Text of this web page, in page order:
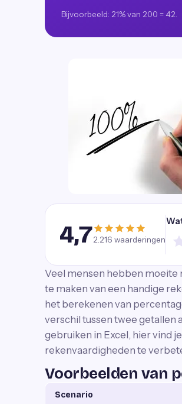
Bijvoorbeeld: 21% van 200 = 42.
4,72.216 waarderingen
Veel mensen hebben moeite
te maken van een handige
het berekenen van
verschil tussen twee getallen
gebruiken in Excel, hier vind
rekenvaardigheden te
Voorbeelden van
Scenario